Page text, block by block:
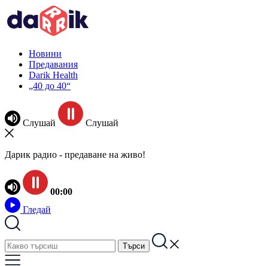
Новини
Предавания
Darik Health
„40 до 40“
Слушай Слушай
Дарик радио - предаване на живо!
00:00
Гледай